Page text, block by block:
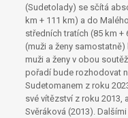
(Sudetolady) se sčítá
km + 111 km) a do
středních tratích (85 km
(muži a ženy
muži a ženy v obou
pořadí bude rozhodovat
Sudetomanem z roku
své vítězství z roku 2013,
Svěráková (2013).